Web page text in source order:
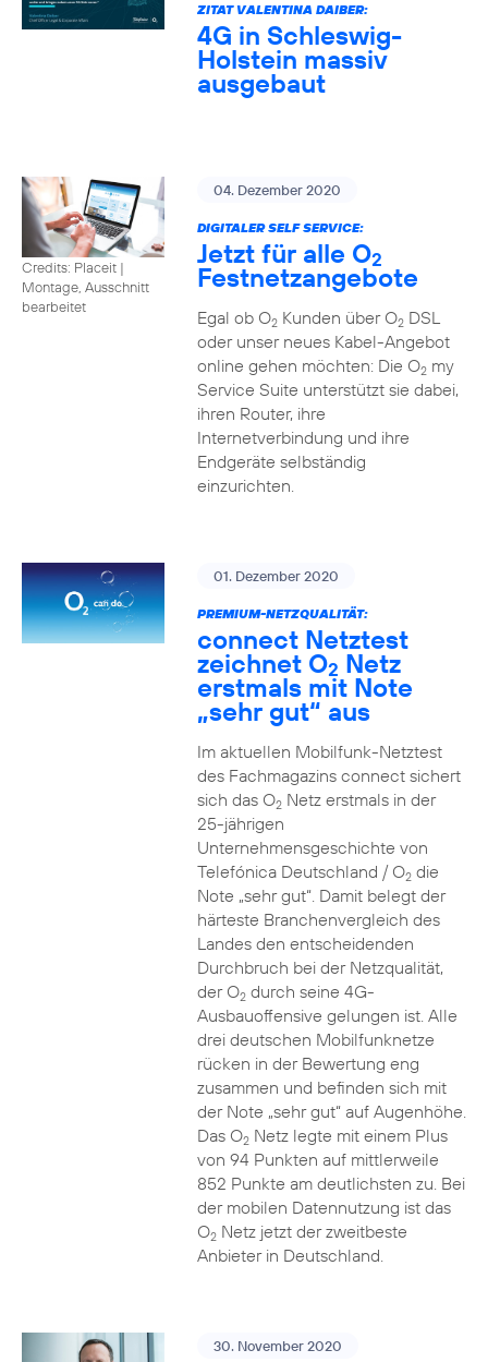
ZITAT VALENTINA DAIBER:
4G in Schleswig-
Holstein massiv
ausgebaut
Credits: Placeit |
Montage, Ausschnitt
bearbeitet
04. Dezember 2020
DIGITALER SELF SERVICE:
Jetzt für alle O2
Festnetzangebote
Egal ob O2Kunden über O2DSL
oder unser neues Kabel-Angebot
online gehen möchten: Die O2my
Service Suite unterstützt sie dabei,
ihren Router, ihre
Internetverbindung und ihre
Endgeräte selbständig
einzurichten.
01. Dezember 2020
PREMIUM-NETZQUALITÄT:
connect Netztest
zeichnet O2 Netz
erstmals mit Note
„sehr gut“ aus
Im aktuellen Mobilfunk-Netztest
des Fachmagazins connect sichert
sich das O2Netz erstmals in der
25-jährigen
Unternehmensgeschichte von
Telefónica Deutschland / O2die
Note „sehr gut“. Damit belegt der
härteste Branchenvergleich des
Landes den entscheidenden
Durchbruch bei der Netzqualität,
der O2durch seine 4G-
Ausbauoffensive gelungen ist. Alle
drei deutschen Mobilfunknetze
rücken in der Bewertung eng
zusammen und befinden sich mit
der Note „sehr gut“ auf Augenhöhe.
Das O2Netz legte mit einem Plus
von 94 Punkten auf mittlerweile
852 Punkte am deutlichsten zu. Bei
der mobilen Datennutzung ist das
O2Netz jetzt der zweitbeste
Anbieter in Deutschland.
30. November 2020